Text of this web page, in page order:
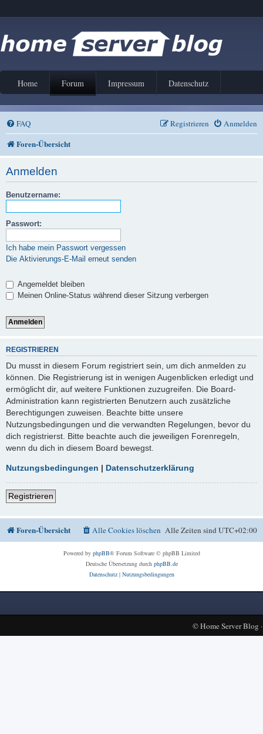
Home Forum Impressum Datenschutz
FAQ Anmelden
Registrieren
Foren-Übersicht
Anmelden
Benutzername:
Passwort:
Ich habe mein Passwort vergessen
Die Aktivierungs-E-Mail erneut senden
Angemeldet bleiben
Meinen Online-Status während dieser Sitzung verbergen
REGISTRIEREN
Du musst in diesem Forum registriert sein, um dich anmelden zu
können. Die Registrierung ist in wenigen Augenblicken erledigt und
ermöglicht dir, auf weitere Funktionen zuzugreifen. Die Board-
Administration kann registrierten Benutzern auch zusätzliche
Berechtigungen zuweisen. Beachte bitte unsere
Nutzungsbedingungen und die verwandten Regelungen, bevor du
dich registrierst. Bitte beachte auch die jeweiligen Forenregeln,
wenn du dich in diesem Board bewegst.
Nutzungsbedingungen | Datenschutzerklärung
Registrieren
Foren-Übersicht Alle Zeiten sindUTC+02:00
Alle Cookies löschen
Powered by phpBB® Forum Software © phpBB Limited
Deutsche Übersetzung durch phpBB.de
Datenschutz| Nutzungsbedingungen
©Home Server Blog